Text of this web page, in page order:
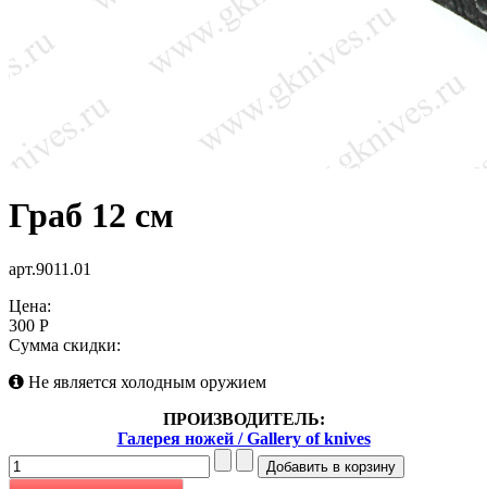
Граб 12 см
арт.9011.01
Цена:
300 Р
Сумма скидки:
Не является холодным оружием
ПРОИЗВОДИТЕЛЬ:
Галерея ножей / Gallery of knives